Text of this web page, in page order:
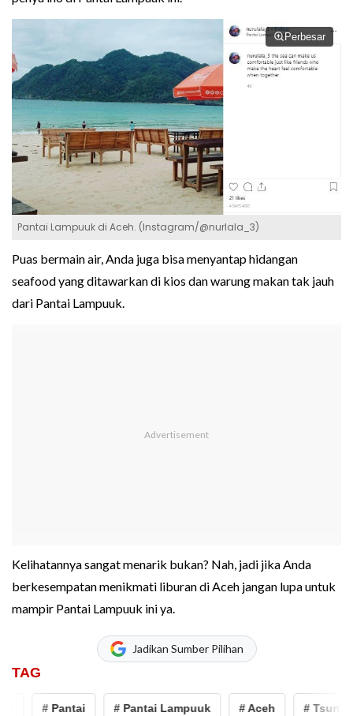
Perbesar
Pantai Lampuuk di Aceh. (Instagram/@nurlala_3)
Puas bermain air, Anda juga bisa menyantap hidangan
seafood yang ditawarkan di kios dan warung makan tak jauh
dari Pantai Lampuuk.
Kelihatannya sangat menarik bukan? Nah, jadi jika Anda
berkesempatan menikmati liburan di Aceh jangan lupa untuk
mampir Pantai Lampuuk ini ya.
Jadikan Sumber Pilihan
TAG
# Pantai # Pantai Lampuuk # Aceh # Tsunami